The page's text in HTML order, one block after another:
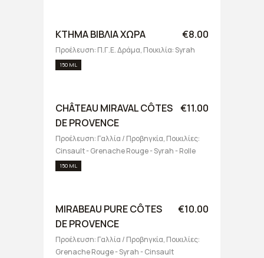
ΚΤΗΜΑ ΒΙΒΛΙΑ ΧΩΡΑ €8.00
Προέλευση: Π.Γ.Ε. Δράμα, Ποικιλία: Syrah
150 ML
CHÂTEAU MIRAVAL CÔTES
DE PROVENCE
€11.00
Προέλευση: Γαλλία / Προβηγκία, Ποικιλίες:
Cinsault - Grenache Rouge - Syrah - Rolle
150 ML
MIRABEAU PURE CÔTES
DE PROVENCE
€10.00
Προέλευση: Γαλλία / Προβηγκία, Ποικιλίες:
Grenache Rouge - Syrah - Cinsault